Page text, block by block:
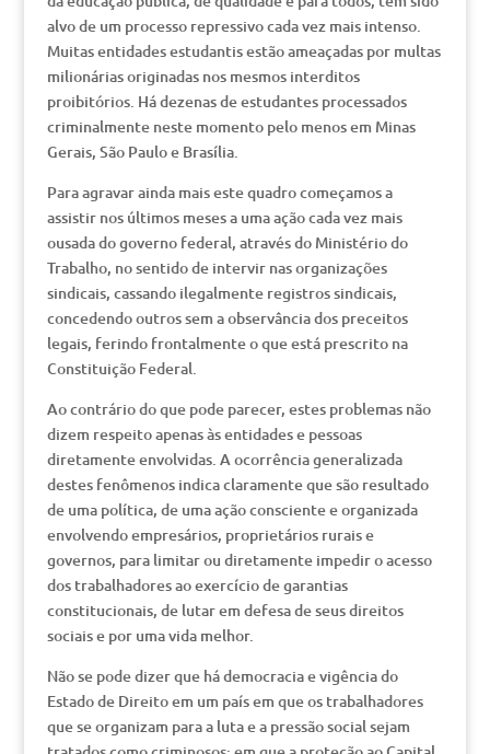
alvo de um processo repressivo cada vez mais intenso.
Muitas entidades estudantis estão ameaçadas por multas
milionárias originadas nos mesmos interditos
proibitórios. Há dezenas de estudantes processados
criminalmente neste momento pelo menos em Minas
Gerais, São Paulo e Brasília.
Para agravar ainda mais este quadro começamos a
assistir nos últimos meses a uma ação cada vez mais
ousada do governo federal, através do Ministério do
Trabalho, no sentido de intervir nas organizações
sindicais, cassando ilegalmente registros sindicais,
concedendo outros sem a observância dos preceitos
legais, ferindo frontalmente o que está prescrito na
Constituição Federal.
Ao contrário do que pode parecer, estes problemas não
dizem respeito apenas às entidades e pessoas
diretamente envolvidas. A ocorrência generalizada
destes fenômenos indica claramente que são resultado
de uma política, de uma ação consciente e organizada
envolvendo empresários, proprietários rurais e
governos, para limitar ou diretamente impedir o acesso
dos trabalhadores ao exercício de garantias
constitucionais, de lutar em defesa de seus direitos
sociais e por uma vida melhor.
Não se pode dizer que há democracia e vigência do
Estado de Direito em um país em que os trabalhadores
que se organizam para a luta e a pressão social sejam